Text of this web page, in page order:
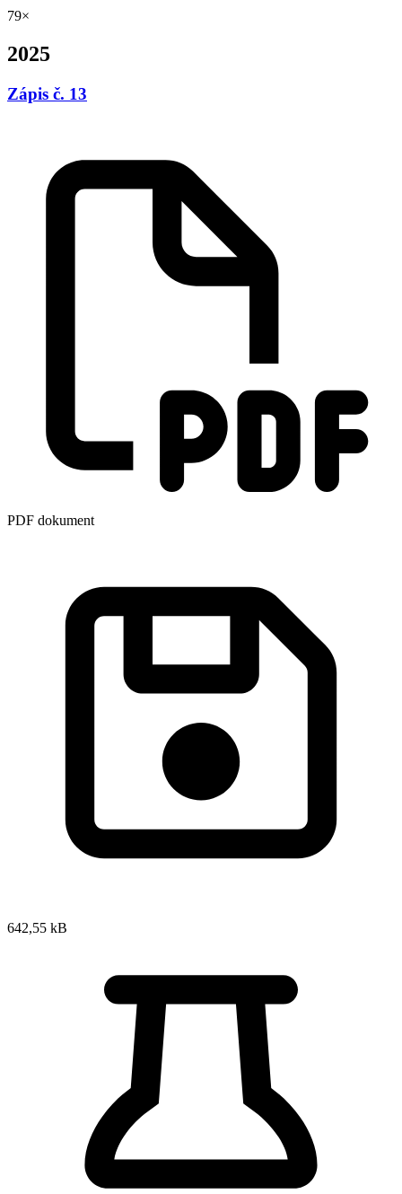
79×
2025
Zápis č. 13
PDF dokument
642,55 kB